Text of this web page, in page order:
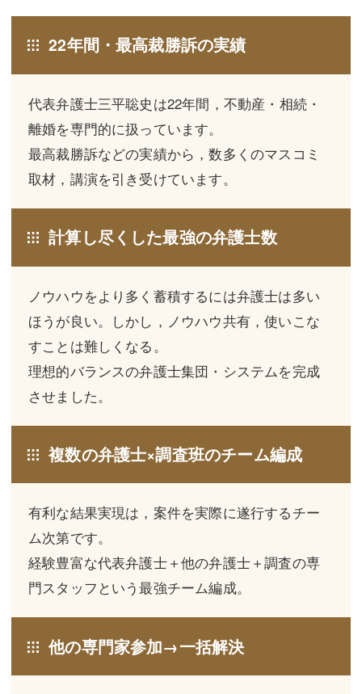
坂本 陽一
桶川 聡
吉元 優仁
小川 祐
弁護士費用
離婚（夫婦間トラブル）
企業法務
労働問題（解雇，残業等）
刑事弁護
交通事故
不動産登記
調査・書面作成
債務整理
マスコミ取材・実績
アクセス
坂本 陽一
桶川 聡
吉元 優仁
弁護士費用
不動産
企業法務
労働問題（解雇，残業等）
刑事弁護
交通事故
不動産登記
商業登記
債務整理
マスコミ取材・実績
アクセス
東京事務所 (新宿・四谷)
22年間・最高裁勝訴の実績
代表弁護士三平聡史は22年間，不動産・相続・
離婚を専門的に扱っています。
最高裁勝訴などの実績から，数多くのマスコミ
取材，講演を引き受けています。
計算し尽くした最強の弁護士数
ノウハウをより多く蓄積するには弁護士は多い
ほうが良い。しかし，ノウハウ共有，使いこな
すことは難しくなる。
理想的バランスの弁護士集団・システムを完成
させました。
複数の弁護士×調査班のチーム編成
有利な結果実現は，案件を実際に遂行するチー
ム次第です。
経験豊富な代表弁護士＋他の弁護士＋調査の専
門スタッフという最強チーム編成。
他の専門家参加→一括解決